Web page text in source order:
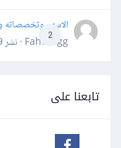
2
الاسهم وتخصصاته
Fahd Ggg · نشر
9
تابعنا على